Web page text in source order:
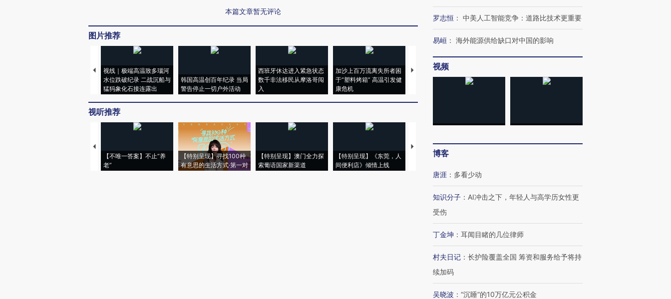
本篇文章暂无评论
图片推荐
视线｜极端高温致多瑙河
水位跌破纪录 二战沉船与
猛犸象化石接连露出
韩国高温创百年纪录 当局
警告停止一切户外活动
西班牙休达进入紧急状态
数千非法移民从摩洛哥闯
入
加沙上百万流离失所者困
于“塑料烤箱” 高温引发健
康危机
视线｜HYROX的吸金
术：是什么让中产们甘
粒摇头丸 尿检体内含3种
视听推荐
【不唯一答案】不止“养
老”
【特别呈现】寻找100种
有意思的生活方式·第一对
【特别呈现】澳门全力探
索葡语国家新渠道
【特别呈现】《东莞，人
间便利店》倾情上线
【推广】走进第四届链博
会，让数智科技“链”接产
罗志恒 ： 中美人工智能竞争：道路比技术更重要
易峘 ： 海外能源供给缺口对中国的影响
视频
博客
唐涯 ： 多看少动
知识分子 ： AI冲击之下，年轻人与高学历女性更
受伤
丁金坤 ： 耳闻目睹的几位律师
村夫日记 ： 长护险覆盖全国 筹资和服务给予将持
续加码
吴晓波 ： “沉睡”的10万亿元公积金